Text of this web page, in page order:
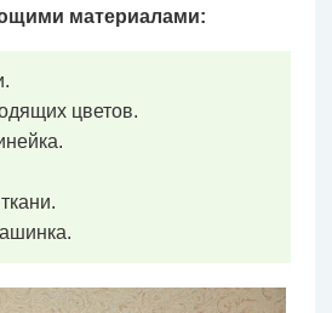
материалами:
цветов.